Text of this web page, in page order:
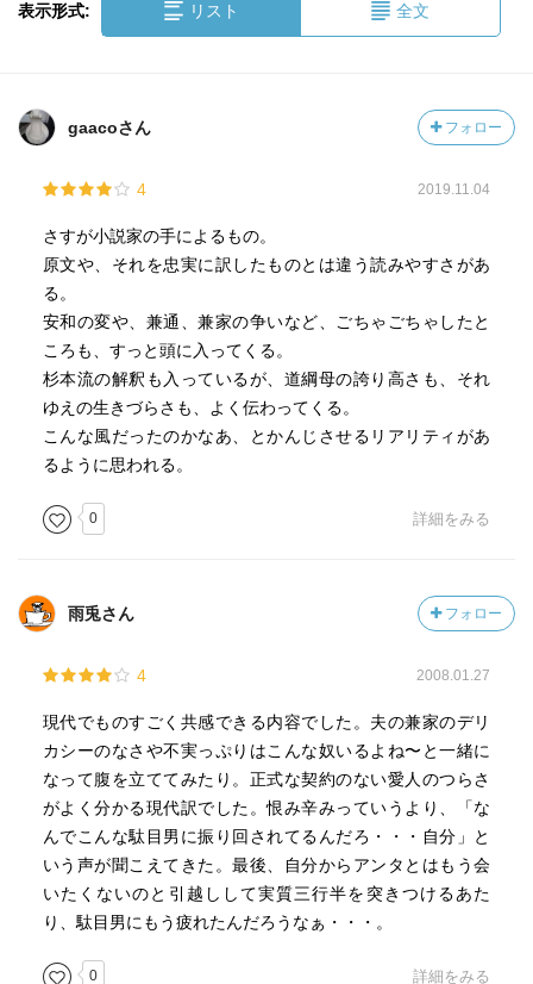
表示形式: リスト 全文
gaacoさん フォロー
4 2019.11.04
さすが小説家の手によるもの。
原文や、それを忠実に訳したものとは違う読みやすさがあ
る。
安和の変や、兼通、兼家の争いなど、ごちゃごちゃしたと
ころも、すっと頭に入ってくる。
杉本流の解釈も入っているが、道綱母の誇り高さも、それ
ゆえの生きづらさも、よく伝わってくる。
こんな風だったのかなあ、とかんじさせるリアリティがあ
るように思われる。
0 詳細をみる
雨兎さん フォロー
4 2008.01.27
現代でものすごく共感できる内容でした。夫の兼家のデリ
カシーのなさや不実っぷりはこんな奴いるよね〜と一緒に
なって腹を立ててみたり。正式な契約のない愛人のつらさ
がよく分かる現代訳でした。恨み辛みっていうより、「な
んでこんな駄目男に振り回されてるんだろ・・・自分」と
いう声が聞こえてきた。最後、自分からアンタとはもう会
いたくないのと引越しして実質三行半を突きつけるあた
り、駄目男にもう疲れたんだろうなぁ・・・。
0 詳細をみる